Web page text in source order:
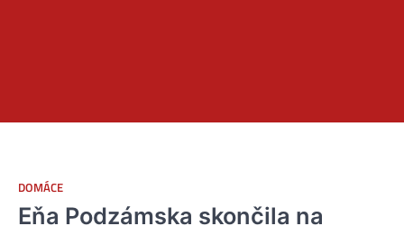
DOMÁCE
Eňa Podzámska skončila na